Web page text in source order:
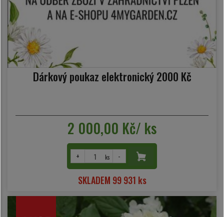
Dárkový poukaz elektronický 2000 Kč
2 000,00 Kč/ ks
+ ks -
SKLADEM 99 931 ks